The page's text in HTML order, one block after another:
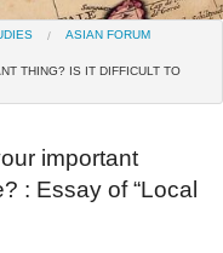
and Culture
ASIAN FORUM
THING? IS IT DIFFICULT TO
important
: Essay of “Local